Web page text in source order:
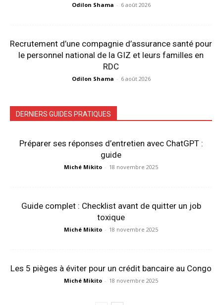
Odilon Shama - 6 août 2026
Recrutement d’une compagnie d’assurance santé pour
le personnel national de la GIZ et leurs familles en
RDC
Odilon Shama - 6 août 2026
DERNIERS GUIDES PRATIQUES
Préparer ses réponses d’entretien avec ChatGPT :
guide
Miché Mikito - 18 novembre 2025
Guide complet : Checklist avant de quitter un job
toxique
Miché Mikito - 18 novembre 2025
Les 5 pièges à éviter pour un crédit bancaire au Congo
Miché Mikito - 18 novembre 2025